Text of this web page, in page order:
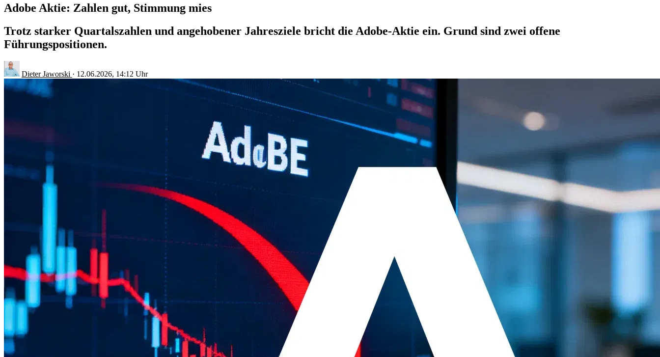
Adobe Aktie: Zahlen gut, Stimmung mies
Trotz starker Quartalszahlen und angehobener Jahresziele bricht die Adobe-Aktie ein. Grund sind zwei offene
Führungspositionen.
Dieter Jaworski · 12.06.2026, 14:12 Uhr